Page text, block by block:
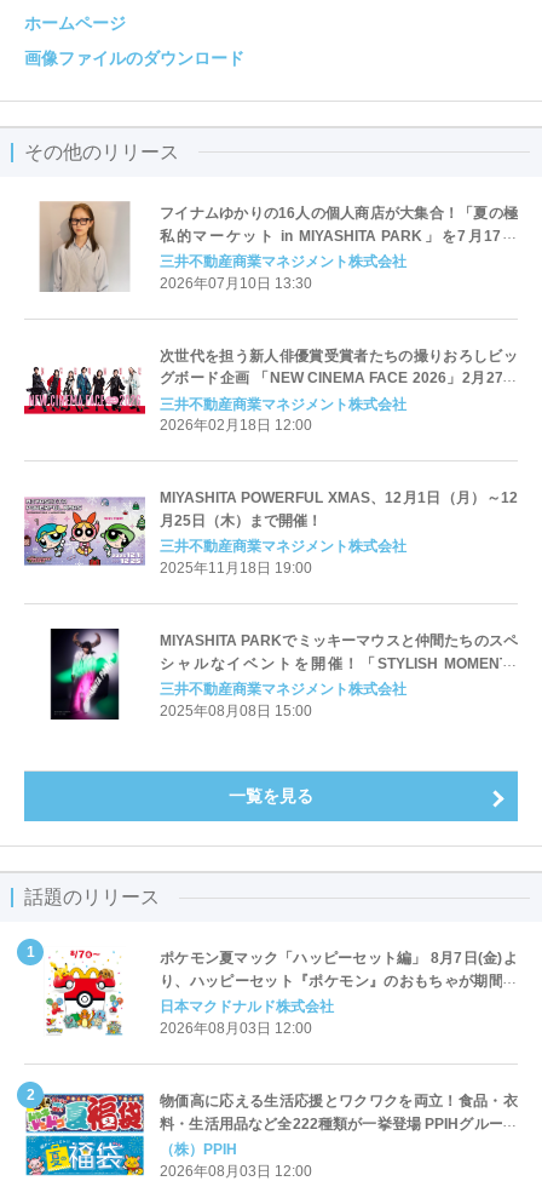
ホームページ
画像ファイルのダウンロード
その他のリリース
フイナムゆかりの16人の個人商店が大集合！「夏の極
私的マーケット in MIYASHITA PARK」を7月17日
（金）より4日間限定で開催
三井不動産商業マネジメント株式会社
2026年07月10日 13:30
次世代を担う新人俳優賞受賞者たちの撮りおろしビッ
グボード企画 「NEW CINEMA FACE 2026」2月27日
（金）より開催
三井不動産商業マネジメント株式会社
2026年02月18日 12:00
MIYASHITA POWERFUL XMAS、12月1日（月）～12
月25日（木）まで開催！
三井不動産商業マネジメント株式会社
2025年11月18日 19:00
MIYASHITA PARKでミッキーマウスと仲間たちのスペ
シャルなイベントを開催！「STYLISH MOMENTS
COLLECTION」
三井不動産商業マネジメント株式会社
2025年08月08日 15:00
一覧を見る
話題のリリース
ポケモン夏マック「ハッピーセット編」 8月7日(金)よ
り、ハッピーセット『ポケモン』のおもちゃが期間限
定登場
日本マクドナルド株式会社
2026年08月03日 12:00
物価高に応える生活応援とワクワクを両立！食品・衣
料・生活用品など全222種類が一挙登場 PPIHグループ
「夏福袋」＆セール 8月6日(木)より順次スタート
（株）PPIH
2026年08月03日 12:00